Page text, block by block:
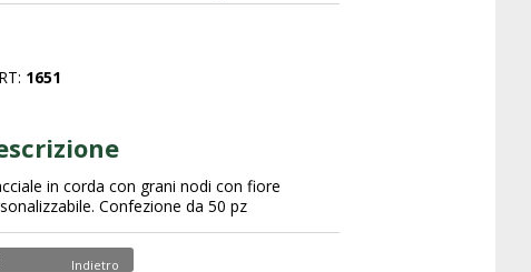
1651
in corda con grani nodi con fiore
Confezione da 50 pz
Indietro